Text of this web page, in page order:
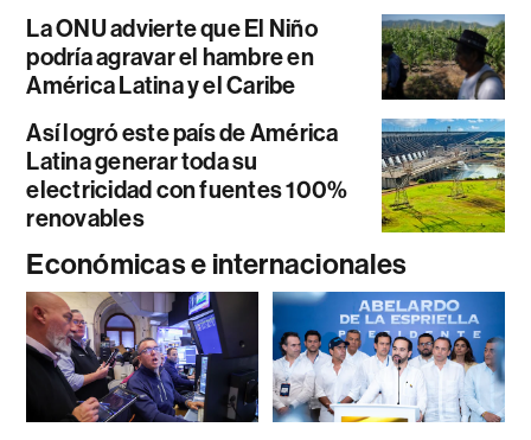
La ONU advierte que El Niño
podría agravar el hambre en
América Latina y el Caribe
Así logró este país de América
Latina generar toda su
electricidad con fuentes 100%
renovables
Económicas e internacionales